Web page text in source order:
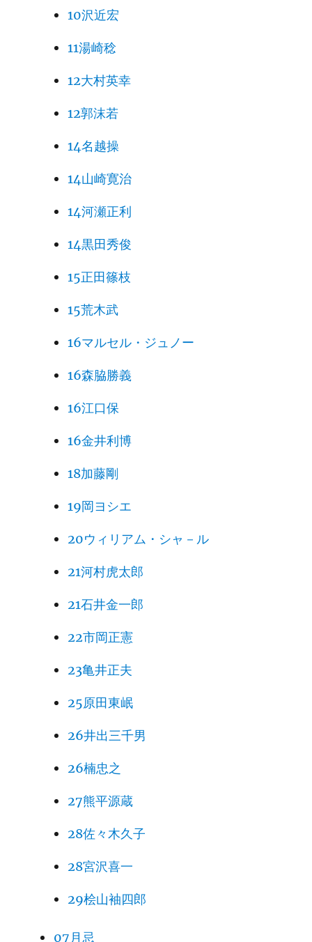
10沢近宏
11湯崎稔
12大村英幸
12郭沫若
14名越操
14山崎寛治
14河瀬正利
14黒田秀俊
15正田篠枝
15荒木武
16マルセル・ジュノー
16森脇勝義
16江口保
16金井利博
18加藤剛
19岡ヨシエ
20ウィリアム・シャ－ル
21河村虎太郎
21石井金一郎
22市岡正憲
23亀井正夫
25原田東岷
26井出三千男
26楠忠之
27熊平源蔵
28佐々木久子
28宮沢喜一
29桧山袖四郎
07月忌